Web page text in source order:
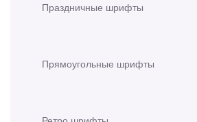
Праздничные шрифты
Прямоугольные шрифты